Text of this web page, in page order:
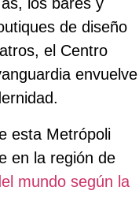
de diseño
el Centro
envuelve
esta Metrópoli
en la región de
mundo según la